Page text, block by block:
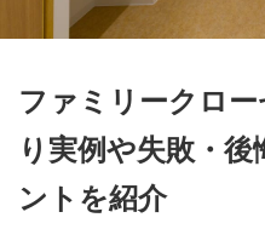
ファミリークロ
り実例や失敗・
ントを紹介